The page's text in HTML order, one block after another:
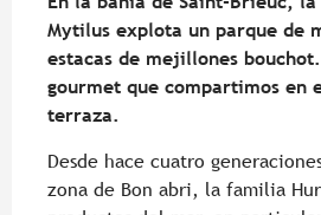
Mytilus explota un parque de
estacas de mejillones
gourmet que compartimos en
terraza.
Desde hace cuatro
zona de Bon abri, la familia